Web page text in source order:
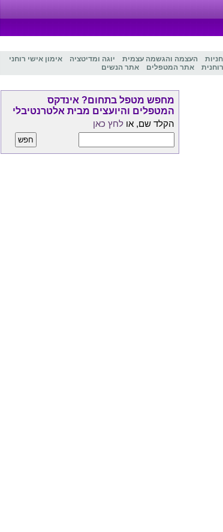
העצמה והגשמה עצמית יוגה ומדיטציה
אימון אישי רוחני
אתר המטפלים אתר הנשים
מחפש מטפל בתחום? אינדקס
המטפלים והיועצים מבית אלטרנטיבלי
הקלד שם, או לחץ כאן